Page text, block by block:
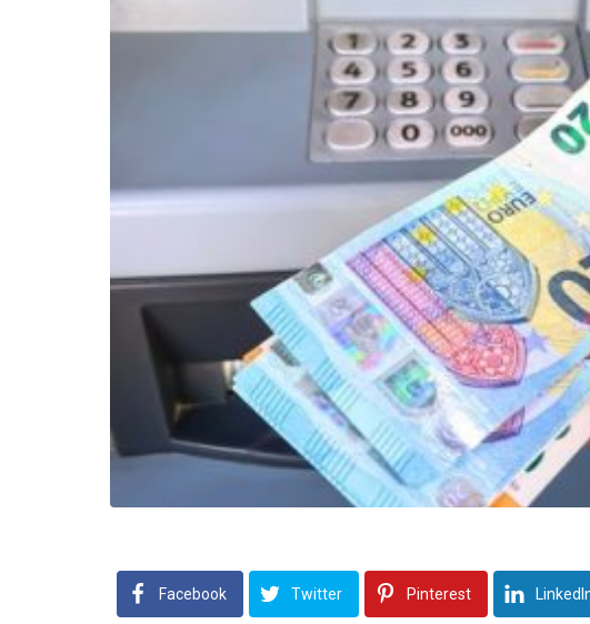
Facebook Twitter Pinterest